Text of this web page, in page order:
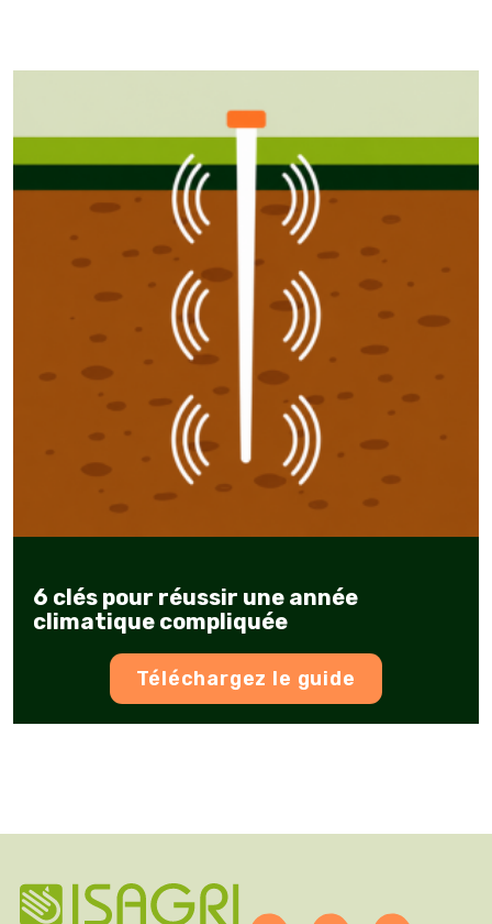
6 clés pour réussir une année
climatique compliquée
Téléchargez le guide